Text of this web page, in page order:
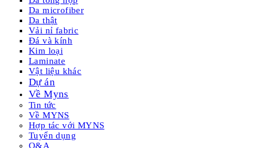
Da microfiber
Da thật
Vải nỉ fabric
Đá và kính
Kim loại
Laminate
Vật liệu khác
Dự án
Về Myns
Tin tức
Về MYNS
Hợp tác với MYNS
Tuyển dụng
Q&A